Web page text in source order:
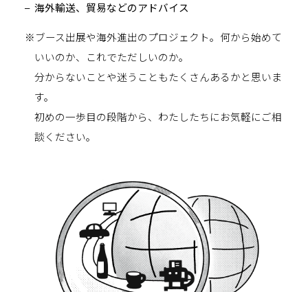
海外輸送、貿易などのアドバイス
※ブース出展や海外進出のプロジェクト。何から始めて
いいのか、これでただしいのか。
分からないことや迷うこともたくさんあるかと思いま
す。
初めの一歩目の段階から、わたしたちにお気軽にご相
談ください。